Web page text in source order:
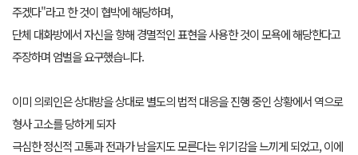
주겠다"라고 한 것이 협박에 해당하며,
단체 대화방에서 자신을 향해 경멸적인 표현을 사용한 것이 모욕에 해당한다고
주장하며 엄벌을 요구했습니다.
이미 의뢰인은 상대방을 상대로 별도의 법적 대응을 진행 중인 상황에서 역으로
형사 고소를 당하게 되자
극심한 정신적 고통과 전과가 남을지도 모른다는 위기감을 느끼게 되었고, 이에